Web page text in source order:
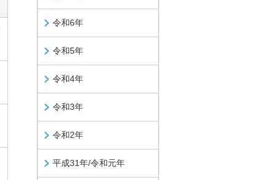
令和6年
令和5年
令和4年
令和3年
令和2年
平成31年/令和元年